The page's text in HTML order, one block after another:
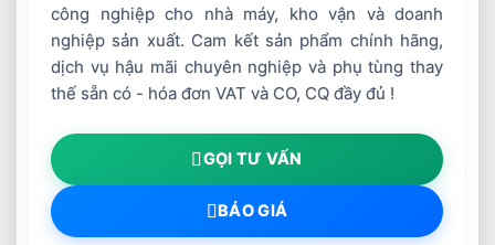
công nghiệp cho nhà máy, kho vận và doanh
nghiệp sản xuất. Cam kết sản phẩm chính hãng,
dịch vụ hậu mãi chuyên nghiệp và phụ tùng thay
thế sẵn có - hóa đơn VAT và CO, CQ đầy đủ !
GỌI TƯ VẤN
BÁO GIÁ